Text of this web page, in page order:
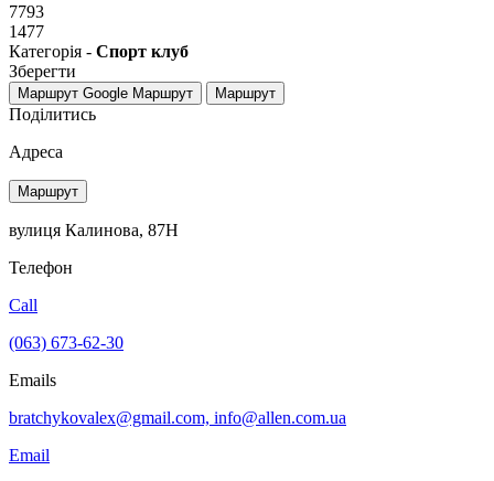
7793
1477
Категорія - Спорт клуб
Зберегти
Маршрут Google Маршрут Маршрут
Поділитись
Адреса
Маршрут
вулиця Калинова, 87Н
Телефон
Call
(063) 673-62-30
Emails
bratchykovalex@gmail.com, info@allen.com.ua
Email